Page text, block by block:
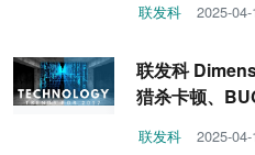
联发科 2025-
联发科
猎杀卡顿、
联发科 2025-